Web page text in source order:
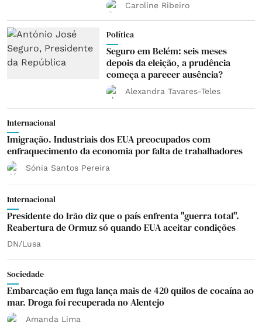
Política
Seguro em Belém: seis meses
depois da eleição, a prudência
começa a parecer ausência?
Alexandra Tavares-Teles
Internacional
Imigração. Industriais dos EUA preocupados com
enfraquecimento da economia por falta de trabalhadores
Sónia Santos Pereira
Internacional
Presidente do Irão diz que o país enfrenta "guerra total".
Reabertura de Ormuz só quando EUA aceitar condições
DN/Lusa
Sociedade
Embarcação em fuga lança mais de 420 quilos de cocaína ao
mar. Droga foi recuperada no Alentejo
Amanda Lima
Caroline Ribeiro